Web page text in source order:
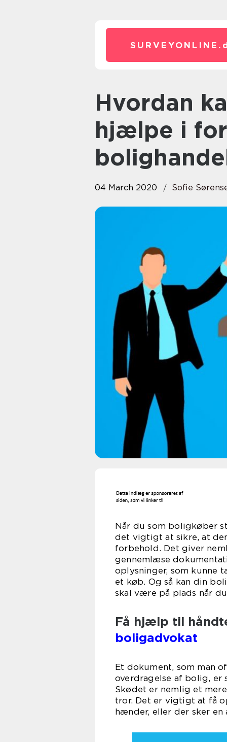
SURVEYONLINE.
Hvordan kan boligadvokaten
hjælpe i
04 March 2020 Sofie
Når du som boligkøber
det vigtigt at sikre, at
forbehold. Det giver
gennemlæse
oplysninger, som kunne
et køb. Og så kan din
skal være på plads når
Få hjælp til
boligadvokat
Et dokument, som man
overdragelse af bolig, er
Skødet er nemlig et
tror. Det er vigtigt at få
hænder, eller der sker